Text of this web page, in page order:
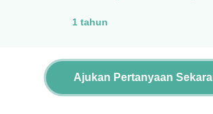
1 tahun
Ajukan Pertanyaan